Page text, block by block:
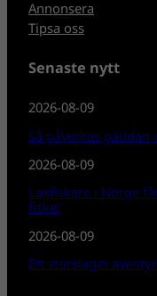
Annonsera
Tipsa oss
Senaste nytt
2026-08-09
Så påverkas gäddan
2026-08-09
Laxfiskare i Norge
fiske!
2026-08-09
Ett storslaget